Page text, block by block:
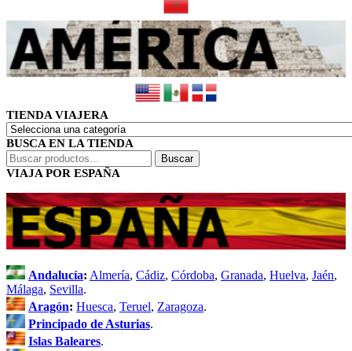
TIENDA VIAJERA
BUSCA EN LA TIENDA
Buscar
por:
Buscar
VIAJA POR ESPAÑA
Andalucía: Almería, Cádiz, Córdoba, Granada, Huelva, Jaén,
Málaga, Sevilla.
Aragón: Huesca, Teruel, Zaragoza.
Principado de Asturias.
Islas Baleares.